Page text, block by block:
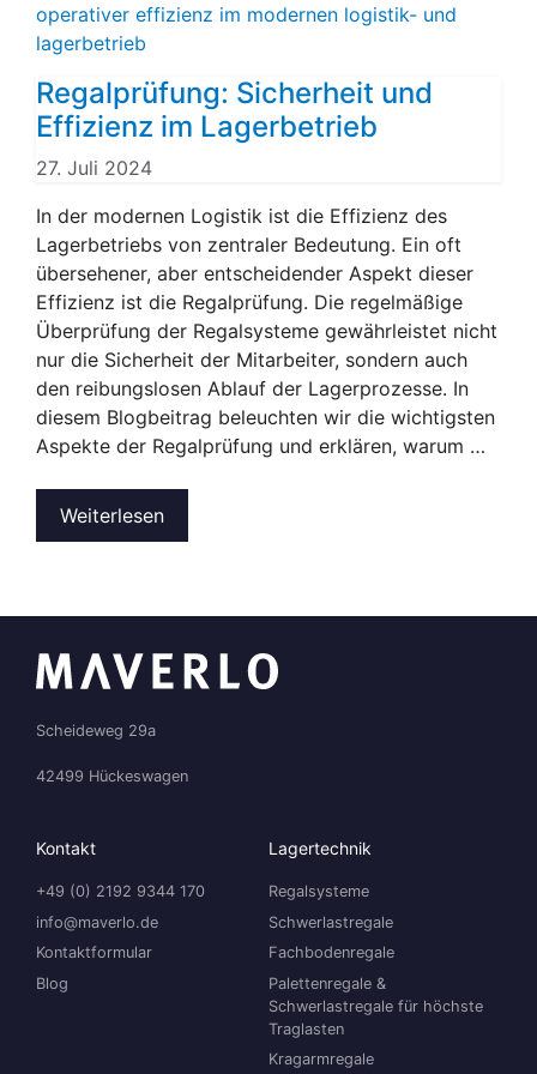
Regalprüfung: Sicherheit und
Effizienz im Lagerbetrieb
27. Juli 2024
In der modernen Logistik ist die Effizienz des
Lagerbetriebs von zentraler Bedeutung. Ein oft
übersehener, aber entscheidender Aspekt dieser
Effizienz ist die Regalprüfung. Die regelmäßige
Überprüfung der Regalsysteme gewährleistet nicht
nur die Sicherheit der Mitarbeiter, sondern auch
den reibungslosen Ablauf der Lagerprozesse. In
diesem Blogbeitrag beleuchten wir die wichtigsten
Aspekte der Regalprüfung und erklären, warum …
Weiterlesen
Scheideweg 29a
42499 Hückeswagen
Kontakt
+49 (0) 2192 9344 170
info@maverlo.de
Kontaktformular
Blog
Lagertechnik
Regalsysteme
Schwerlastregale
Fachbodenregale
Palettenregale &
Schwerlastregale für höchste
Traglasten
Kragarmregale